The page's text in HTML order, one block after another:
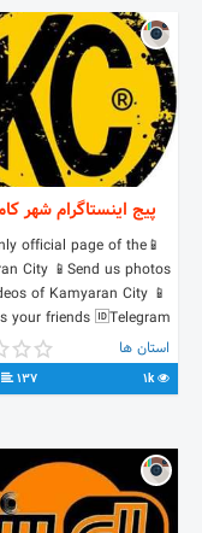
پیج اینستاگرام شهر
official page of the
City 📱Send us photos
of Kamyaran City 📱
your friends 🆔️Telegram🔰
استان ها
1k
137